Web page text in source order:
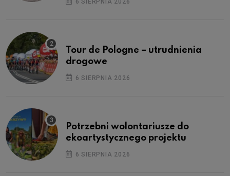
6 SIERPNIA 2026
Tour de Pologne – utrudnienia
drogowe
6 SIERPNIA 2026
Potrzebni wolontariusze do
ekoartystycznego projektu
6 SIERPNIA 2026